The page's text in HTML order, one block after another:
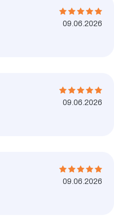
09.06.2026
09.06.2026
09.06.2026